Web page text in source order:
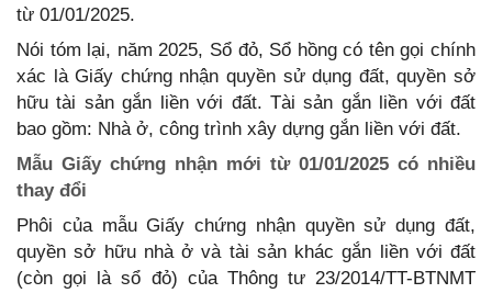
từ 01/01/2025.
Nói tóm lại, năm 2025, Sổ đỏ, Sổ hồng có tên gọi chính
xác là Giấy chứng nhận quyền sử dụng đất, quyền sở
hữu tài sản gắn liền với đất. Tài sản gắn liền với đất
bao gồm: Nhà ở, công trình xây dựng gắn liền với đất.
Mẫu Giấy chứng nhận mới từ 01/01/2025 có nhiều
thay đổi
Phôi của mẫu Giấy chứng nhận quyền sử dụng đất,
quyền sở hữu nhà ở và tài sản khác gắn liền với đất
(còn gọi là sổ đỏ) của Thông tư 23/2014/TT-BTNMT